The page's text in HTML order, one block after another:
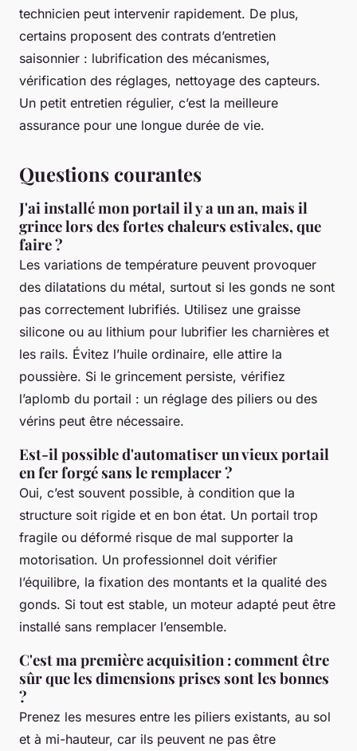
technicien peut intervenir rapidement. De plus,
certains proposent des contrats d’entretien
saisonnier : lubrification des mécanismes,
vérification des réglages, nettoyage des capteurs.
Un petit entretien régulier, c’est la meilleure
assurance pour une longue durée de vie.
Questions courantes
J'ai installé mon portail il y a un an, mais il
grince lors des fortes chaleurs estivales, que
faire ?
Les variations de température peuvent provoquer
des dilatations du métal, surtout si les gonds ne sont
pas correctement lubrifiés. Utilisez une graisse
silicone ou au lithium pour lubrifier les charnières et
les rails. Évitez l’huile ordinaire, elle attire la
poussière. Si le grincement persiste, vérifiez
l’aplomb du portail : un réglage des piliers ou des
vérins peut être nécessaire.
Est-il possible d'automatiser un vieux portail
en fer forgé sans le remplacer ?
Oui, c’est souvent possible, à condition que la
structure soit rigide et en bon état. Un portail trop
fragile ou déformé risque de mal supporter la
motorisation. Un professionnel doit vérifier
l’équilibre, la fixation des montants et la qualité des
gonds. Si tout est stable, un moteur adapté peut être
installé sans remplacer l’ensemble.
C'est ma première acquisition : comment être
sûr que les dimensions prises sont les bonnes
?
Prenez les mesures entre les piliers existants, au sol
et à mi-hauteur, car ils peuvent ne pas être